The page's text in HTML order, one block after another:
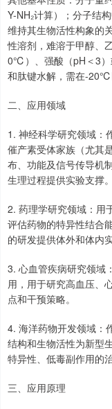
Y-NH₂计算）；分子结
维持其生物活性构象的
性溶剂，难溶于甲醇、
0℃）、强酸（pH＜3）
和肽键水解，需在-20℃
二、应用领域
1. 神经科学研究领域：
催产素受体家族（尤其
布、功能及信号传导机
生理过程提供实验支撑。
2. 药理学研究领域：用
评估药物的特异性结合
的研发提供体外和体内
3. 心血管疾病研究领域
用，用于研究高血压、
点和干预策略。
4. 海洋药物开发领域：
结构和生物活性为新型
特异性、低毒副作用的
三、应用原理